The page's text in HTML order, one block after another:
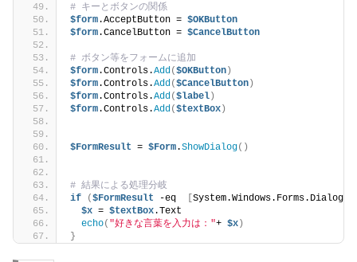
# キーとボタンの関係
$form.AcceptButton = $OKButton
$form.CancelButton = $CancelButton
# ボタン等をフォームに追加
$form.Controls.Add($OKButton )
$form.Controls.Add($CancelButton )
$form.Controls.Add($label )
$form.Controls.Add($textBox )
$FormResult = $Form.ShowDialog()
# 結果による処理分岐
if
($FormResult -eq
$x = $textBox.Text
echo( "好きな言葉を入力は："+ $x )
}